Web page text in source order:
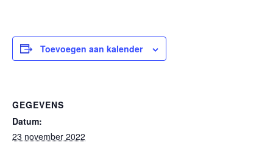
Toevoegen aan kalender
GEGEVENS
Datum:
23 november 2022